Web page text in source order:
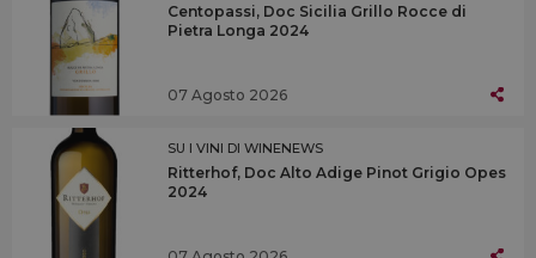
Centopassi, Doc Sicilia Grillo Rocce di
Pietra Longa 2024
07 Agosto 2026
SU I VINI DI WINENEWS
Ritterhof, Doc Alto Adige Pinot Grigio Opes
2024